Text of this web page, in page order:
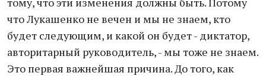
что Лукашенко не вечен и мы не знаем, кто
будет следующим, и какой он будет - диктатор,
авторитарный руководитель, - мы тоже не знаем.
Это первая важнейшая причина. До того, как